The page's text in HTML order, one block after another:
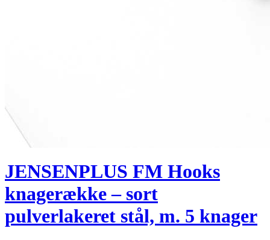
JENSENPLUS FM Hooks
knagerække – sort
pulverlakeret stål, m. 5 knager